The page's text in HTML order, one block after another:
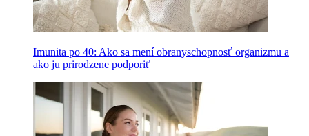
Imunita po 40: Ako sa mení obranyschopnosť organizmu a
ako ju prirodzene podporiť